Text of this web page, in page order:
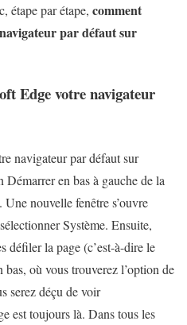
étape par étape, comment
par défaut sur
Edge votre navigateur
navigateur par défaut sur
en bas à gauche de la
nouvelle fenêtre s’ouvre
Système. Ensuite,
défiler la page (c’est-à-dire le
où vous trouverez l’option de
serez déçu de voir
est toujours là. Dans tous les